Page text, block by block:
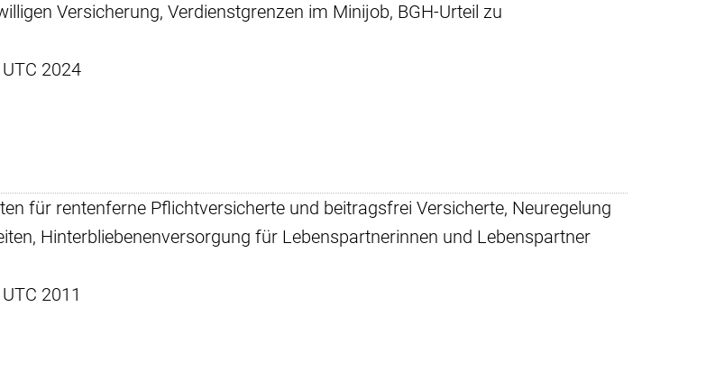
Versicherung, Verdienstgrenzen im Minijob, BGH-Urteil zu
2024
für rentenferne Pflichtversicherte und beitragsfrei Versicherte, Neuregelung
Hinterbliebenenversorgung für Lebenspartnerinnen und Lebenspartner
2011